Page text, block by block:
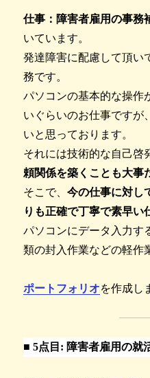
仕事：障害者雇用の事務
いています。
発達障害に配慮して頂い
務です。
パソコンの基本的な操作
いぐらいのお仕事ですが
いと思っております。
それには技術的な自己啓
頼関係を築くことも大事
そこで、今の仕事に対し
りも正確で丁寧で素早い
パソコンにデータ入力す
類の封入作業などの軽作
ポートフォリオを作成し
■5点目: 障害者雇用の就